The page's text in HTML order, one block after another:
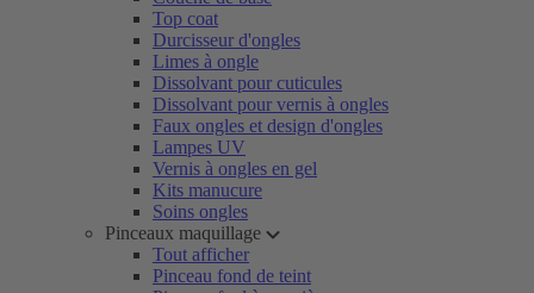
Top coat
Durcisseur d'ongles
Limes à ongle
Dissolvant pour cuticules
Dissolvant pour vernis à ongles
Faux ongles et design d'ongles
Lampes UV
Vernis à ongles en gel
Kits manucure
Soins ongles
Pinceaux maquillage
Tout afficher
Pinceau fond de teint